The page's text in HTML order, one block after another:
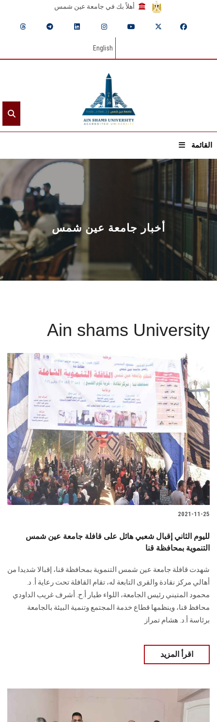
أهلاً بك في جامعة عين شمس
English
القائمة
الرئيسيـة
عن الجامعة
القطاعـات
الشئون الأكاديمية
البحث العلمي
المراكز والوحدات
الأنظمة الذكية
الإعلام
تواصل معنا
الطلاب
هيئة التدريس
الدراسات العليا
الزائـرون
سجل الان
أخبار جامعة عين شمس
Ain shams University
2021-11-25
لليوم الثاني إقبال شعبي هائل على قافلة جامعة عين شمس
التنموية بمحافظة قنا
شهدت قافلة جامعة عين شمس التنموية بمحافظة قنا، إقبالا شديدا من
أهالي مركز نقادة والقرى التابعة له، تقام القافلة تحت رعاية أ. د.
محمود المتيني رئيس الجامعة، اللواء طيار أ.ح. أشرف غريب الداودي
محافظ قنا، وينظمها قطاع خدمة المجتمع وتنمية البيئة بالجامعة
برئاسة أ.د. هشام تمراز
اقرأ المزيد